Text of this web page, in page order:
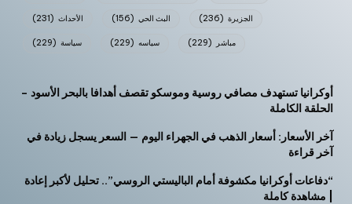
الأحداث (231) البث الحي (156) الجزيرة (236)
سياسة (229) سياسه (229) مباشر (229)
أوكرانيا تستهدف مصافي روسية وموسكو تقصف أهدافا بالبحر الأسود –
الحلقة الكاملة
آخر الأسعار: أسعار الذهب في الجهراء اليوم — السعر يسجل زيادة في
آخر قراءة
“دفاعات أوكرانيا مكشوفة أمام الباليستي الروسي”.. تحليل لأكبر إعادة
| مشاهدة كاملة